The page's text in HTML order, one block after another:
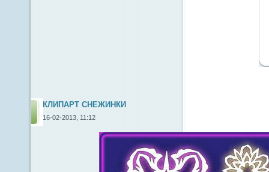
КЛИПАРТ СНЕЖИНКИ
16-02-2013, 11:12